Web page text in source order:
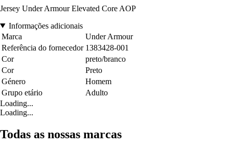
Jersey Under Armour Elevated Core AOP
Informações adicionais
Marca
Under Armour
Referência do fornecedor 1383428-001
Cor
preto/branco
Cor
Preto
Género
Homem
Grupo etário
Adulto
Loading...
Loading...
Todas as nossas marcas